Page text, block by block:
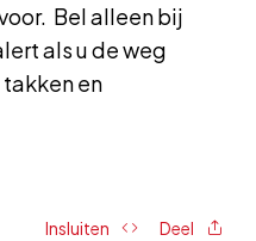
Bel alleen bij
als u de weg
en
Insluiten Deel